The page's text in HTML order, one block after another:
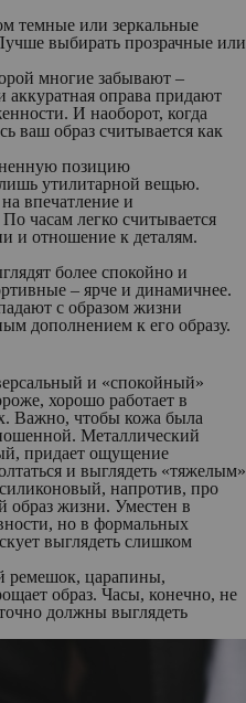
темные или зеркальные
выбирать прозрачные или
многие забывают –
аккуратная оправа придают
И наоборот, когда
ваш образ считывается как
позицию
утилитарной вещью.
впечатление и
часам легко считывается
и отношение к деталям.
более спокойно и
– ярче и динамичнее.
с образом жизни
дополнением к его образу.
и «спокойный»
хорошо работает в
Важно, чтобы кожа была
Металлический
придает ощущение
и выглядеть «тяжелым»
напротив, про
образ жизни. Уместен в
но в формальных
выглядеть слишком
ремешок, царапины,
образ. Часы, конечно, не
должны выглядеть